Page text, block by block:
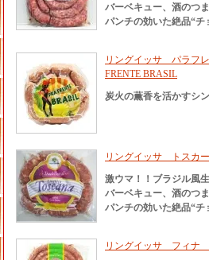
バーベキュー、酒のつ
パンチの効いた絶品“チ
リングイッサ パラフ
FRENTE BRASIL
炭火の薫香を活かすシ
リングイッサ トスカ
激ウマ！！ブラジル風
バーベキュー、酒のつ
パンチの効いた絶品“チ
リングイッサ フィナ